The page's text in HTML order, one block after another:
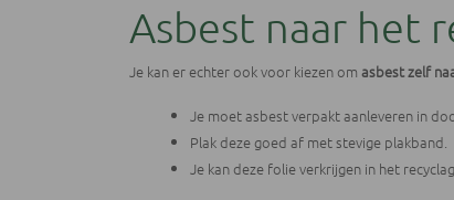
Asbest naar het
Je kan er echter ook voor kiezen om asbest zelf
Je moet asbest verpakt aanleveren in
Plak deze goed af met stevige plakband.
Je kan deze folie verkrijgen in het